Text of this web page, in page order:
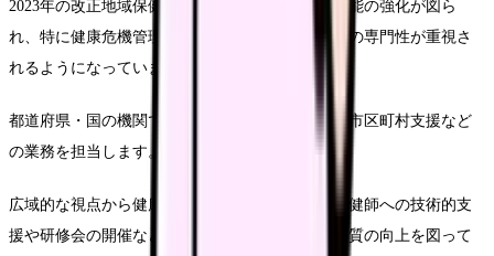
2023年の改正地域保健法の施行により、保健所機能の強化が図ら
れ、特に健康危機管理体制の整備において保健師の専門性が重視さ
れるようになっています。
都道府県・国の機関では、政策立案や人材育成、市区町村支援など
の業務を担当します。
広域的な視点から健康施策を展開し、市区町村保健師への技術的支
援や研修会の開催などを通じて、地域保健活動の質の向上を図って